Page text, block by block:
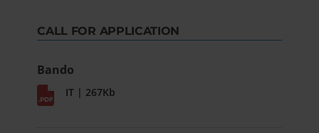
CALL FOR APPLICATION
Bando
IT | 267Kb